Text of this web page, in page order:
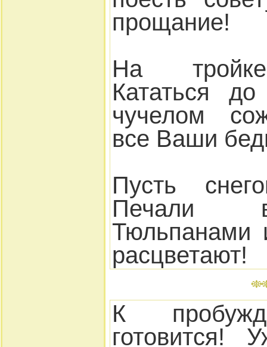
прощание!
На
Кататься
чучелом
все Ваши
Пусть
Печали
Тюльпанами
расцветают!
К